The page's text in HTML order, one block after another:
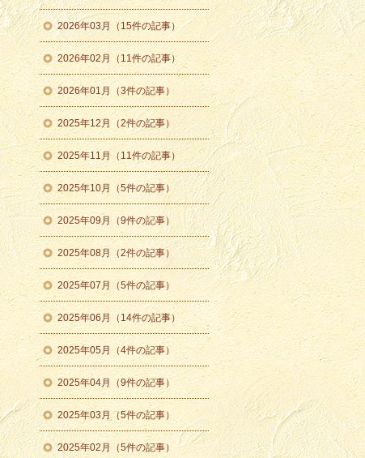
2026年03月（15件の記事）
2026年02月（11件の記事）
2026年01月（3件の記事）
2025年12月（2件の記事）
2025年11月（11件の記事）
2025年10月（5件の記事）
2025年09月（9件の記事）
2025年08月（2件の記事）
2025年07月（5件の記事）
2025年06月（14件の記事）
2025年05月（4件の記事）
2025年04月（9件の記事）
2025年03月（5件の記事）
2025年02月（5件の記事）